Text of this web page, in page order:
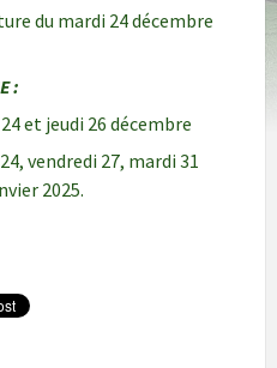
du mardi 24 décembre
:
et jeudi 26 décembre
vendredi 27, mardi 31
2025.